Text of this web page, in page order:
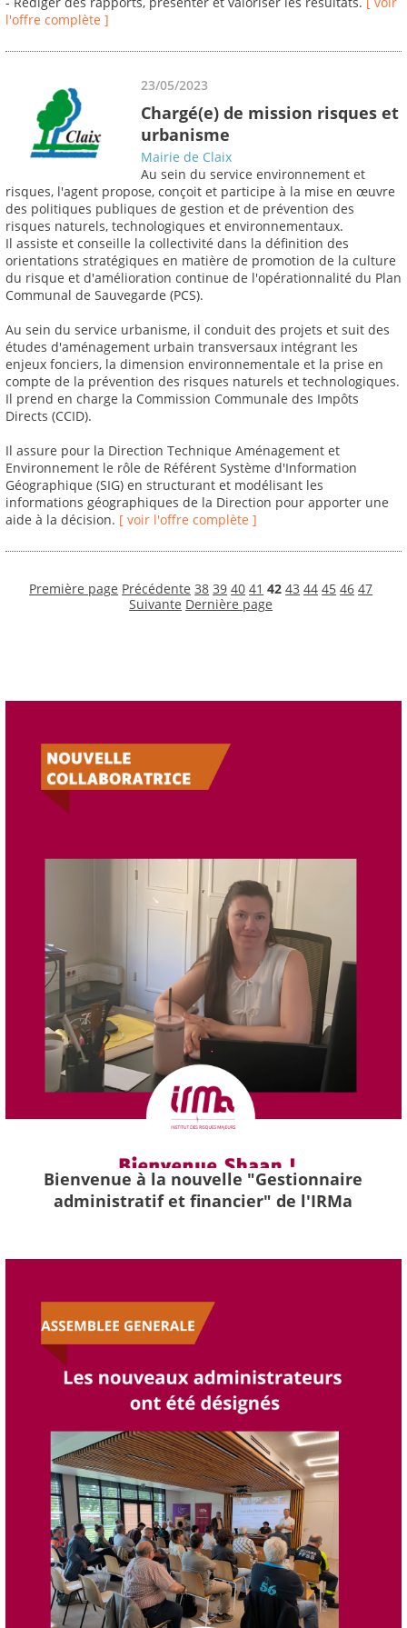
l'offre complète ]
23/05/2023
Chargé(e) de mission risques et
urbanisme
Mairie de Claix
Au sein du service environnement et
risques, l'agent propose, conçoit et participe à la mise en œuvre
des politiques publiques de gestion et de prévention des
risques naturels, technologiques et environnementaux.
Il assiste et conseille la collectivité dans la définition des
orientations stratégiques en matière de promotion de la culture
du risque et d'amélioration continue de l'opérationnalité du Plan
Communal de Sauvegarde (PCS).
Au sein du service urbanisme, il conduit des projets et suit des
études d'aménagement urbain transversaux intégrant les
enjeux fonciers, la dimension environnementale et la prise en
compte de la prévention des risques naturels et technologiques.
Il prend en charge la Commission Communale des Impôts
Directs (CCID).
Il assure pour la Direction Technique Aménagement et
Environnement le rôle de Référent Système d'Information
Géographique (SIG) en structurant et modélisant les
informations géographiques de la Direction pour apporter une
aide à la décision. [ voir l'offre complète ]
Première page Précédente 38 39 40 41 42 43 44 45 46 47
Suivante Dernière page
Bienvenue à la nouvelle "Gestionnaire
administratif et financier" de l'IRMa